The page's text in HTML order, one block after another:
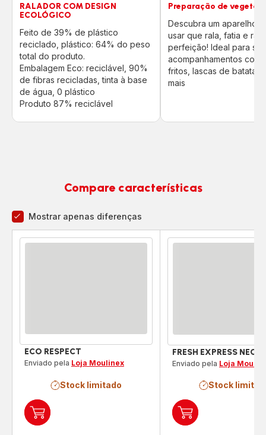
RALADOR COM DESIGN
ECOLÓGICO
Feito de 39% de plástico
reciclado, plástico: 64% do peso
total do produto.
Embalagem Eco: reciclável, 90%
de fibras recicladas, tinta à base
de água, 0 plástico
Produto 87% reciclável
Preparação de vegetais
Descubra um aparelho
usar que rala, fatia e
perfeição! Ideal para
acompanhamentos com
fritos, lascas de batatas
mais
Compare características
Mostrar apenas diferenças
Adicionar
ao
ECO RESPECT
Enviado pela Loja Moulinex
Stock limitado
Adicionar
ao
FRESH EXPRESS
Enviado pela Loja
Stock